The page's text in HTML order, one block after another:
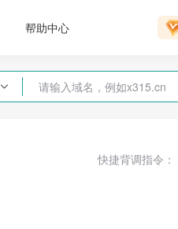
帮助中心

快捷背调指令：